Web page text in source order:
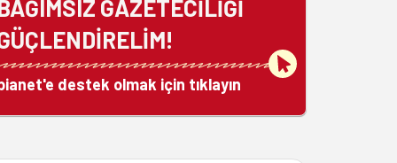
GAZETECİLİĞİ
destek olmak için tıklayın